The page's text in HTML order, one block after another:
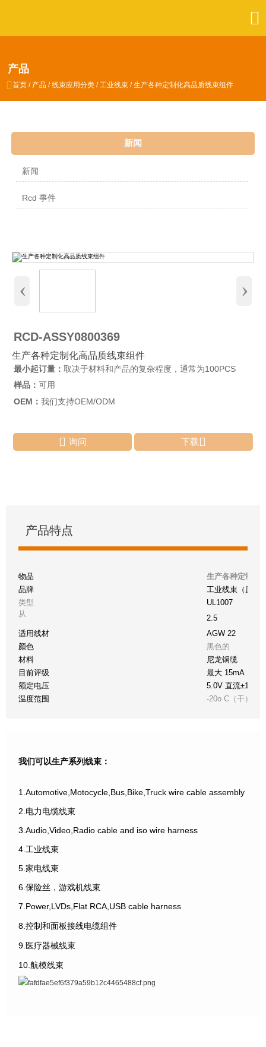

产品
 首页 / 产品 /线束应用分类 / 工业线束 /生产各种定制化高品质线束组件
新闻
新闻
Rcd 事件
‹ ›
RCD-ASSY0800369
生产各种定制化高品质线束组件
最小起订量： 取决于材料和产品的复杂程度，通常为100PCS
样品： 可用
OEM： 我们支持OEM/ODM
 询问 下载
产品特点
物品
生产各种定制化
品牌
工业线束（原件
类型
UL1007
从
2.5
适用线材
AGW 22
颜色
黑色的
材料
尼龙铜缆
目前评级
最大 15mA
额定电压
5.0V 直流±10%
温度范围
-20o C（干）至
我们可以生产系列线束：
1.Automotive,Motocycle,Bus,Bike,Truck wire cable assembly
2.电力电缆线束
3.Audio,Video,Radio cable and iso wire harness
4.工业线束
5.家电线束
6.保险丝，游戏机线束
7.Power,LVDs,Flat RCA,USB cable harness
8.控制和面板接线电缆组件
9.医疗器械线束
10.航模线束